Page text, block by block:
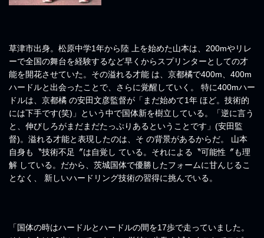
草津市出身。松原中学1年から陸 上を始めた山本は、200mやリレ
ーで全国の舞台を経験するなど早くからスプリンターとしての才
能を開花させていた。その溢れる才能 は、京都橘で400m、400m
ハードルと出会ったことで、さらに覚醒していく。 特に400mハー
ドルは、京都橘 の安田文彦監督が「まだ始めて1年 ほど。技術的
には下手です(笑)」という中で国体新を樹立している。「逆に言う
と、伸びしろがまだまだたっぷりあるということです」(安田監
督)。溢れる才能と表現したのは、そ の背景があるからだ。 山本
自身も〝技術不足〞は自覚し ている。それによる〝可能性〞も理
解 している。だから、茨城国体で優勝したフォームに甘んじるこ
となく、 新しいハードリング技術の習得に挑んでいる。
「国体の時はハードルとハードルの間を17歩で走っていました。